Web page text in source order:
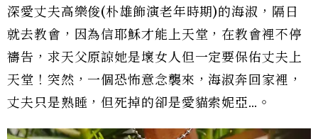
深愛丈夫高樂俊(朴雄飾演老年時期)的海淑，隔日
就去教會，因為信耶穌才能上天堂，在教會裡不停
禱告，求天父原諒她是壞女人但一定要保佑丈夫上
天堂！突然，一個恐怖意念襲來，海淑奔回家裡，
丈夫只是熟睡，但死掉的卻是愛貓索妮亞…。